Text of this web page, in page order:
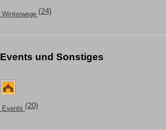
Winterwege (24)
Events und Sonstiges
Events (20)